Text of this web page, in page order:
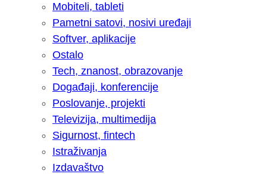
Mobiteli, tableti
Pametni satovi, nosivi uređaji
Softver, aplikacije
Ostalo
Tech, znanost, obrazovanje
Događaji, konferencije
Poslovanje, projekti
Televizija, multimedija
Sigurnost, fintech
Istraživanja
Izdavaštvo